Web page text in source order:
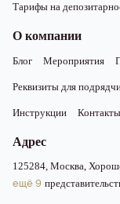
Тарифы на
О компании
Блог Мероприятия
Реквизиты для
Инструкции Контакты
Адрес
125284, Москва,
ещё 9